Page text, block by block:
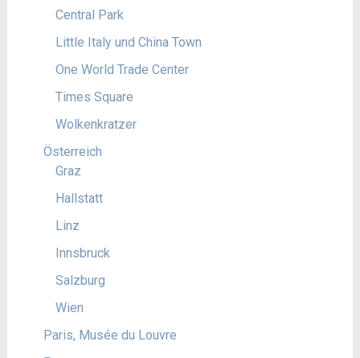
Central Park
Little Italy und China Town
One World Trade Center
Times Square
Wolkenkratzer
Österreich
Graz
Hallstatt
Linz
Innsbruck
Salzburg
Wien
Paris, Musée du Louvre